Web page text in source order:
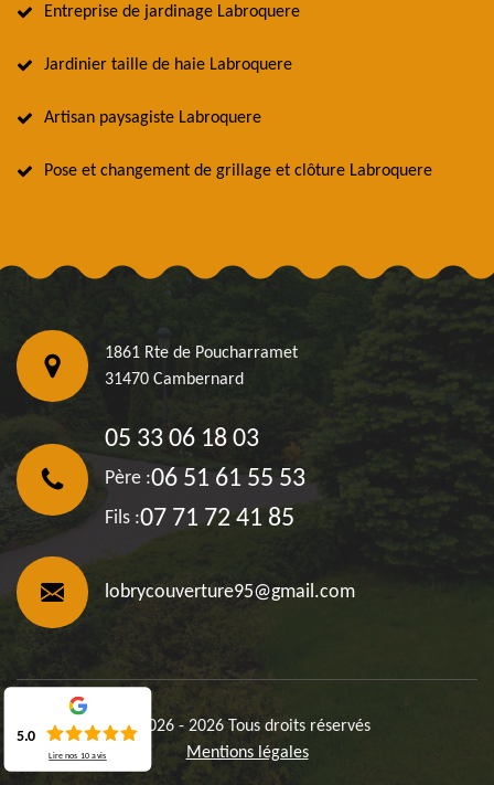
Entreprise de jardinage Labroquere
Jardinier taille de haie Labroquere
Artisan paysagiste Labroquere
Pose et changement de grillage et clôture Labroquere
1861 Rte de Poucharramet
31470 Cambernard
05 33 06 18 03
Père :06 51 61 55 53
Fils :07 71 72 41 85
lobrycouverture95@gmail.com
©2026 - 2026 Tous droits réservés
Mentions légales
5.0
Lire nos10 avis